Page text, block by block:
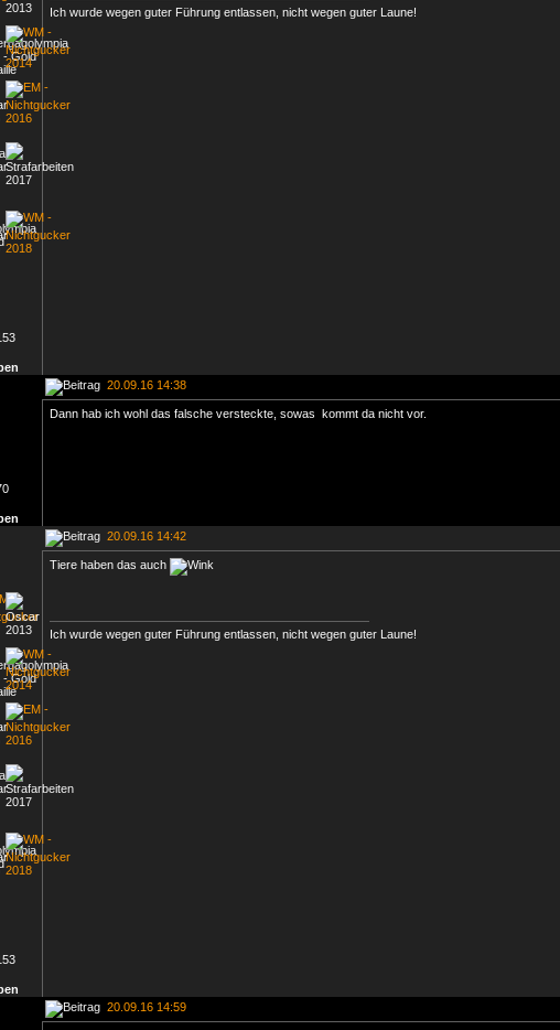
Ich wurde wegen guter Führung entlassen, nicht wegen guter Laune!
20.09.16 14:38
Dann hab ich wohl das falsche versteckte, sowas kommt da nicht vor.
20.09.16 14:42
Tiere haben das auch
Ich wurde wegen guter Führung entlassen, nicht wegen guter Laune!
20.09.16 14:59